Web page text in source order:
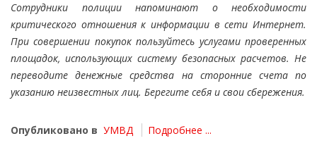
Сотрудники полиции напоминают о необходимости
критического отношения к информации в сети Интернет.
При совершении покупок пользуйтесь услугами проверенных
площадок, использующих систему безопасных расчетов. Не
переводите денежные средства на сторонние счета по
указанию неизвестных лиц. Берегите себя и свои сбережения.
Опубликовано в УМВД Подробнее ...